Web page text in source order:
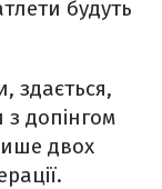
будуть
здається,
допінгом
двох